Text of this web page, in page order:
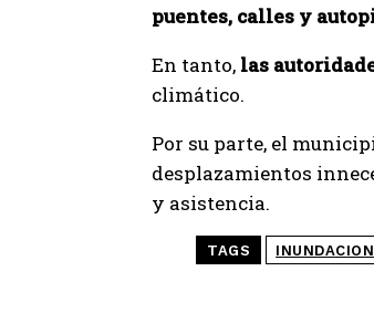
puentes, calles y
En tanto, las
climático.
Por su parte, el
desplazamientos
y asistencia.
TAGS